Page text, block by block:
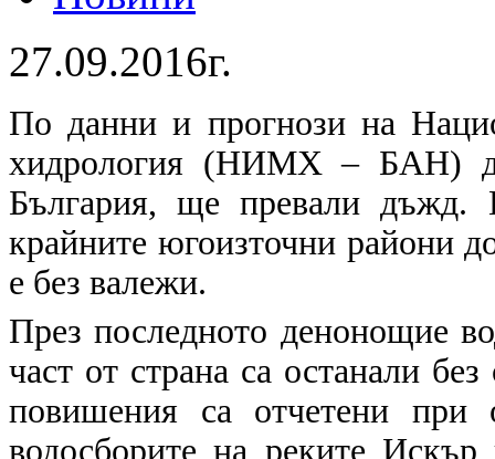
27.09.2016г.
По данни и прогнози на
хидрология (НИМХ – БАН)
България, ще превали дъжд.
крайните югоизточни райони
е без валежи.
През последното денонощие
част от страна са останали
повишения са отчетени при
водосборите на реките